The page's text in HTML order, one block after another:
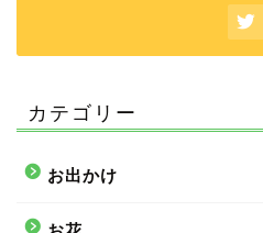
カテゴリー
お出かけ